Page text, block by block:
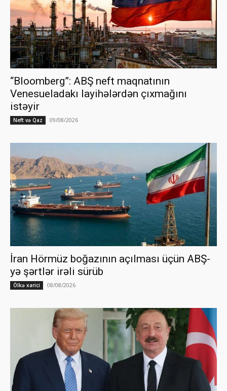
“Bloomberg”: ABŞ neft maqnatının
Venesueladakı layihələrdən çıxmağını
istəyir
Neft və Qaz 09/08/2026
İran Hörmüz boğazının açılması üçün ABŞ-
yə şərtlər irəli sürüb
Ölkə xarici 08/08/2026